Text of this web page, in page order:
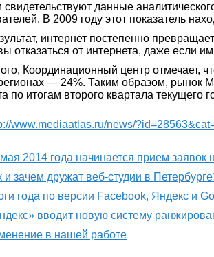
свидетельствуют данные
В 2009 году этот показатель
интернет постепенно
отказаться от интернета, даже если
Координационный центр отмечает,
— 24%. Таким образом, рынок
по итогам второго квартала текущего
www.mediaatlas.ru/news/
2014 года начинается прием
и зачем дружат веб-студии в
года по версии Facebook, Яндекс и
вводит новую систему
в нашей работе